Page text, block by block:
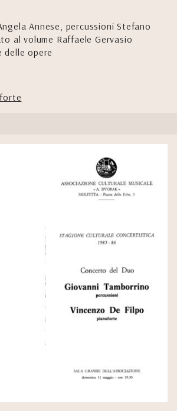
Annese, percussioni Stefano
al volume Raffaele Gervasio
delle opere